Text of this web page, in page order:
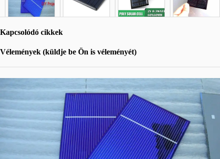
Kapcsolódó cikkek
Vélemények (küldje be Ön is véleményét)